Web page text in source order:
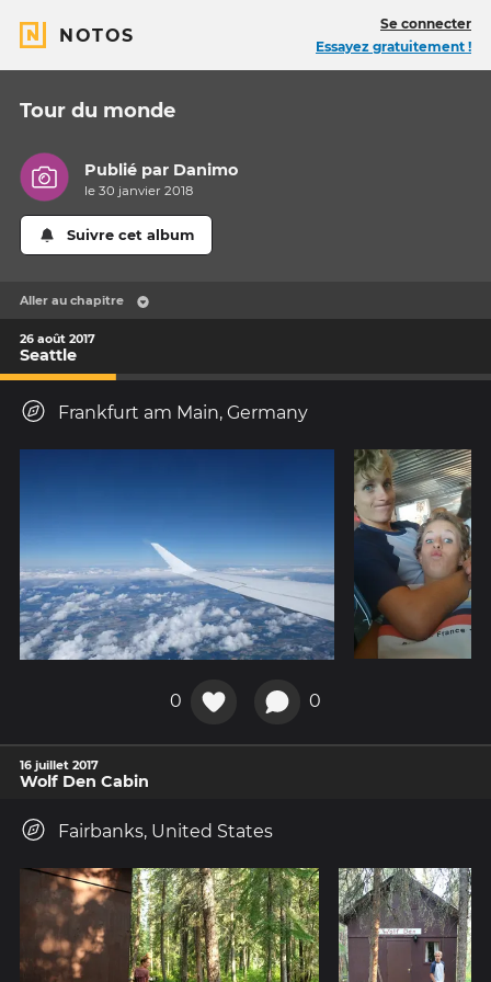
NOTOS
Se connecter
Essayez gratuitement !
Tour du monde
Publié par Danimo
le 30 janvier 2018
Suivre cet album
Aller au chapitre
26 août 2017
Seattle
Frankfurt am Main, Germany
0 0
16 juillet 2017
Wolf Den Cabin
Fairbanks, United States